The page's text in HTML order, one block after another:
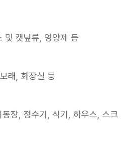
및 캣닢류, 영양제 등
래, 화장실 등
장, 정수기, 식기, 하우스, 스크